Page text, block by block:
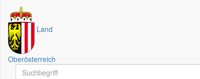
Land
Oberösterreich
Schnellsuche
Schnellsuche